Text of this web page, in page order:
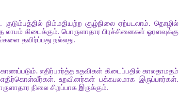
. குடும்பத்தில் நிம்மதியற்ற சூழ்நிலை ஏற்படலாம். தொழில்
லாபம் கிடைக்கும். பொருளாதார பிரச்சினைகள் ஓரளவுக்கு
தவிர்ப்பது நல்லது.
காணப்படும்.எதிர்பார்த்த உதவிகள் கிடைப்பதில் காலதாமதம்
எதிர்கொள்வீர்கள்.உறவினர்கள் பக்கபலமாக இருப்பார்கள்.
நிலை சிறப்பாக இருக்கும்.